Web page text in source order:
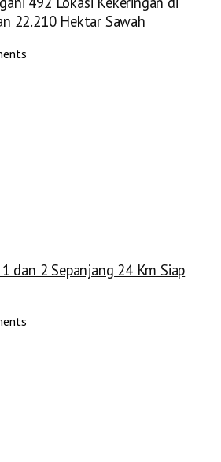
22.210 Hektar Sawah
dan 2 Sepanjang 24 Km Siap